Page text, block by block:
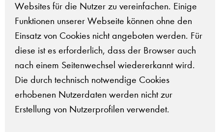
Websites für die Nutzer zu vereinfachen. Einige
Funktionen unserer Webseite können ohne den
Einsatz von Cookies nicht angeboten werden. Für
diese ist es erforderlich, dass der Browser auch
nach einem Seitenwechsel wiedererkannt wird.
Die durch technisch notwendige Cookies
erhobenen Nutzerdaten werden nicht zur
Erstellung von Nutzerprofilen verwendet.